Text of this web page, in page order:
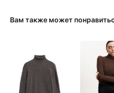
Вам также может